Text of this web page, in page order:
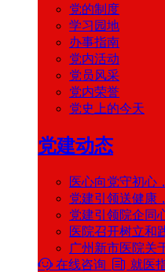
党的制度
学习园地
办事指南
党内活动
党员风采
党内荣誉
党史上的今天
党建动态
医心向党守初
党建引领送健康
党建引领院企同
医院召开树立和
广州新市医院关
在线咨询  就医